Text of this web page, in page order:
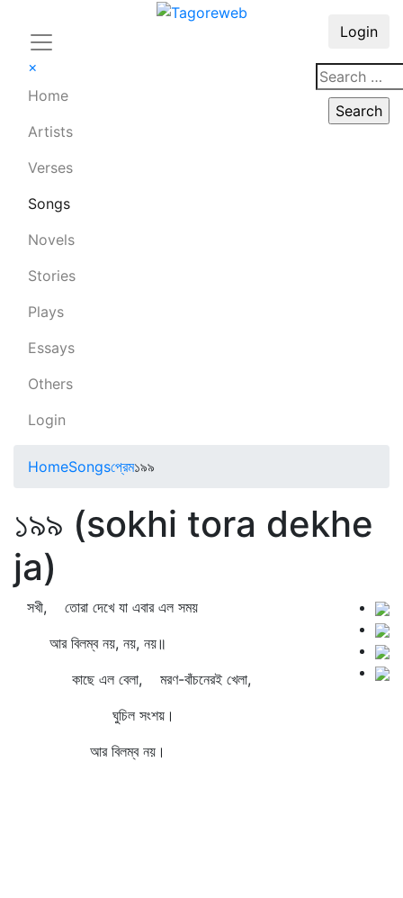
×
Home
Artists
Verses
Songs
Novels
Stories
Plays
Essays
Others
Login
Login
HomeSongsপ্রেম১৯৯
১৯৯ (sokhi tora dekhe
ja)
সখী, তোরা দেখে যা এবার এল সময়
আর বিলম্ব নয়, নয়, নয়॥
কাছে এল বেলা, মরণ-বাঁচনেরই খেলা,
ঘুচিল সংশয়।
আর বিলম্ব নয়।